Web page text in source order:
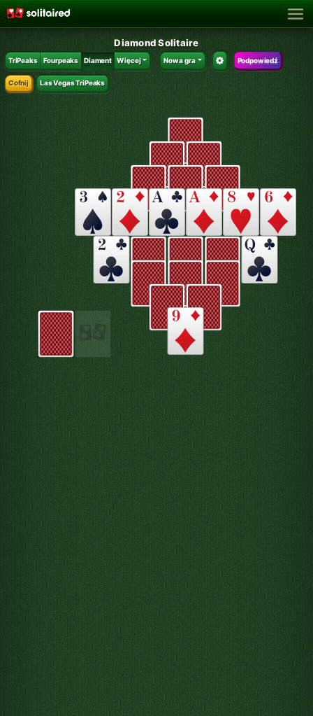
Diamond Solitaire
TriPeaks Fourpeaks Diament Więcej Nowa gra Podpowiedź
Cofnij Las Vegas TriPeaks